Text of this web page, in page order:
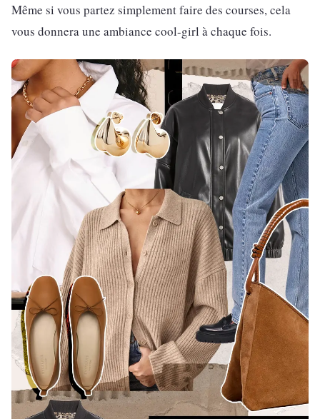
Même si vous partez simplement faire des courses, cela
vous donnera une ambiance cool-girl à chaque fois.